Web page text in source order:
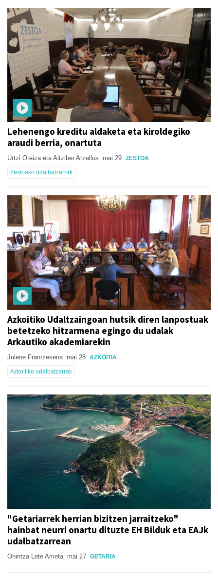
Lehenengo kreditu aldaketa eta kiroldegiko
araudi berria, onartuta
Urtzi Oteiza eta Aitziber Arzallus mai 29 ZESTOA
Zestoako udalbatzarrak
Azkoitiko Udaltzaingoan hutsik diren lanpostuak
betetzeko hitzarmena egingo du udalak
Arkautiko akademiarekin
Julene Frantzesena mai 28 AZKOITIA
Azkoitiko udalbatzarrak
"Getariarrek herrian bizitzen jarraitzeko"
hainbat neurri onartu dituzte EH Bilduk eta EAJk
udalbatzarrean
Onintza Lete Arrieta mai 27 GETARIA